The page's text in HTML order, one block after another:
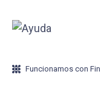
Funcionamos con Fin